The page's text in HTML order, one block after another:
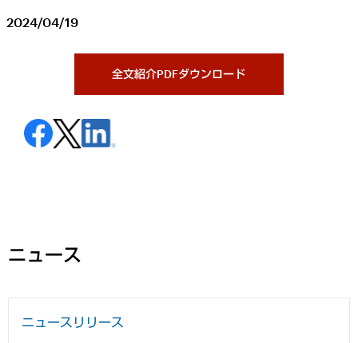
2024/04/19
全文紹介PDFダウンロード
ニュース
ニュースリリース